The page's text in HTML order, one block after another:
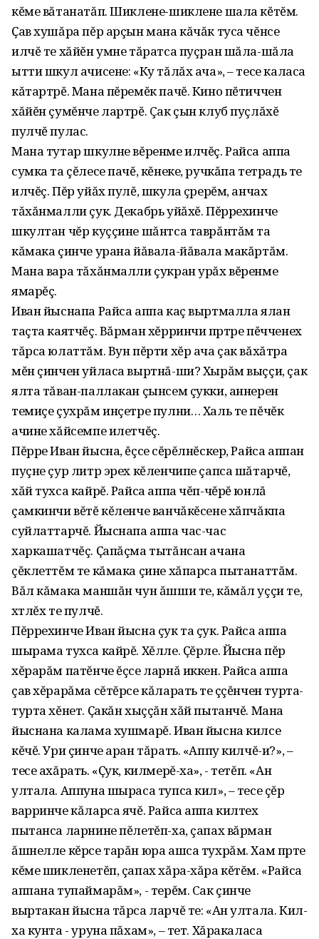
кĕме вăтанатăп. Шиклене-шиклене шала кĕтĕм.
Ҫав хушăра пĕр арçын мана кăчăк туса чĕнсе
илчĕ те хăйĕн умне тăратса пуçран шăла-шăла
ытти шкул ачисене: «Ку тăлăх ача», – тесе каласа
кăтартрĕ. Мана пĕремĕк пачĕ. Кино пĕтиччен
хăйĕн çумĕнче лартрĕ. Çак çын клуб пуçлăхĕ
пулчĕ пулас.
Мана тутар шкулне вĕренме илчĕç. Райса аппа
сумка та çĕлесе пачĕ, кĕнеке, ручкăпа тетрадь те
илчĕç. Пĕр уйăх пулĕ, шкула çӱрерĕм, анчах
тăхăнмалли çук. Декабрь уйăхĕ. Пĕррехинче
шкултан чĕр куççине шăнтса таврăнтăм та
кăмака çинче урана йăвала-йăвала макăртăм.
Мана вара тăхăнмалли çукран урăх вĕренме
ямарĕç.
Иван йыснапа Райса аппа каç выртмалла ялан
таçта каятчĕç. Вăрман хĕрринчи пӱртре пĕчченех
тăрса юлаттăм. Вун пĕрти хĕр ача çак вăхăтра
мĕн çинчен уйласа выртнă-ши? Хырăм выççи, çак
ялта тăван-паллакан çынсем çукки, аннерен
темиçе çухрăм инçетре пулни… Халь те пĕчĕк
ачине хăйсемпе илетчĕç.
Пĕрре Иван йысна, ĕçсе ӱсĕрĕлнĕскер, Райса аппан
пуçне çур литр эрех кĕленчипе çапса шăтарчĕ,
хăй тухса кайрĕ. Райса аппа чĕп-чĕрĕ юнлă
çамкинчи вĕтĕ кĕленче ванчăкĕсене хăпчăкпа
суйлаттарчĕ. Йыснапа аппа час-час
харкашатчĕç. Ҫапăçма тытăнсан ачана
çĕклеттĕм те кăмака çине хăпарса пытанаттăм.
Вăл кăмака маншăн чун ăшши те, кăмăл уççи те,
хӱтлĕх те пулчĕ.
Пĕррехинче Иван йысна çук та çук. Райса аппа
шырама тухса кайрĕ. Хĕлле. Ҫĕрле. Йысна пĕр
хĕрарăм патĕнче ĕçсе ларнă иккен. Райса аппа
çав хĕрарăма сĕтĕрсе кăларать те çӱçĕнчен турта-
турта хĕнет. Ҫакăн хыççăн хăй пытанчĕ. Мана
йыснана калама хушмарĕ. Иван йысна килсе
кĕчĕ. Ури çинче аран тăрать. «Аппу килчĕ-и?», –
тесе ахăрать. «Ҫук, килмерĕ-ха», - тетĕп. «Ан
ултала. Аппуна шыраса тупса кил», – тесе çĕр
варринче кăларса ячĕ. Райса аппа килтех
пытанса ларнине пĕлетĕп-ха, çапах вăрман
ăшнелле кĕрсе тарăн юра ашса тухрăм. Хам пӱрте
кĕме шикленетĕп, çапах хăра-хăра кĕтĕм. «Райса
аппана тупаймарăм», - терĕм. Сак çинче
выртакан йысна тăрса ларчĕ те: «Ан ултала. Кил-
ха кунта - уруна пăхам», – тет. Хăракаласа